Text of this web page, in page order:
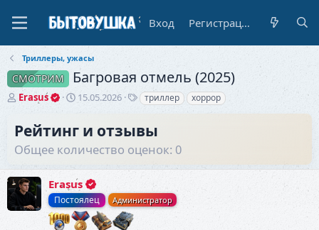
Вход Регистрация
Триллеры, ужасы
СМОТРИМ Багровая отмель (2025)
А
о
р
е
м
ы
Erasus
Д
н
ч
а
л
а
15.05.2026
Т
и
триллер хоррор
Рейтинг и отзывы
Общее количество оценок: 0
Erasus
Постоялец Администратор